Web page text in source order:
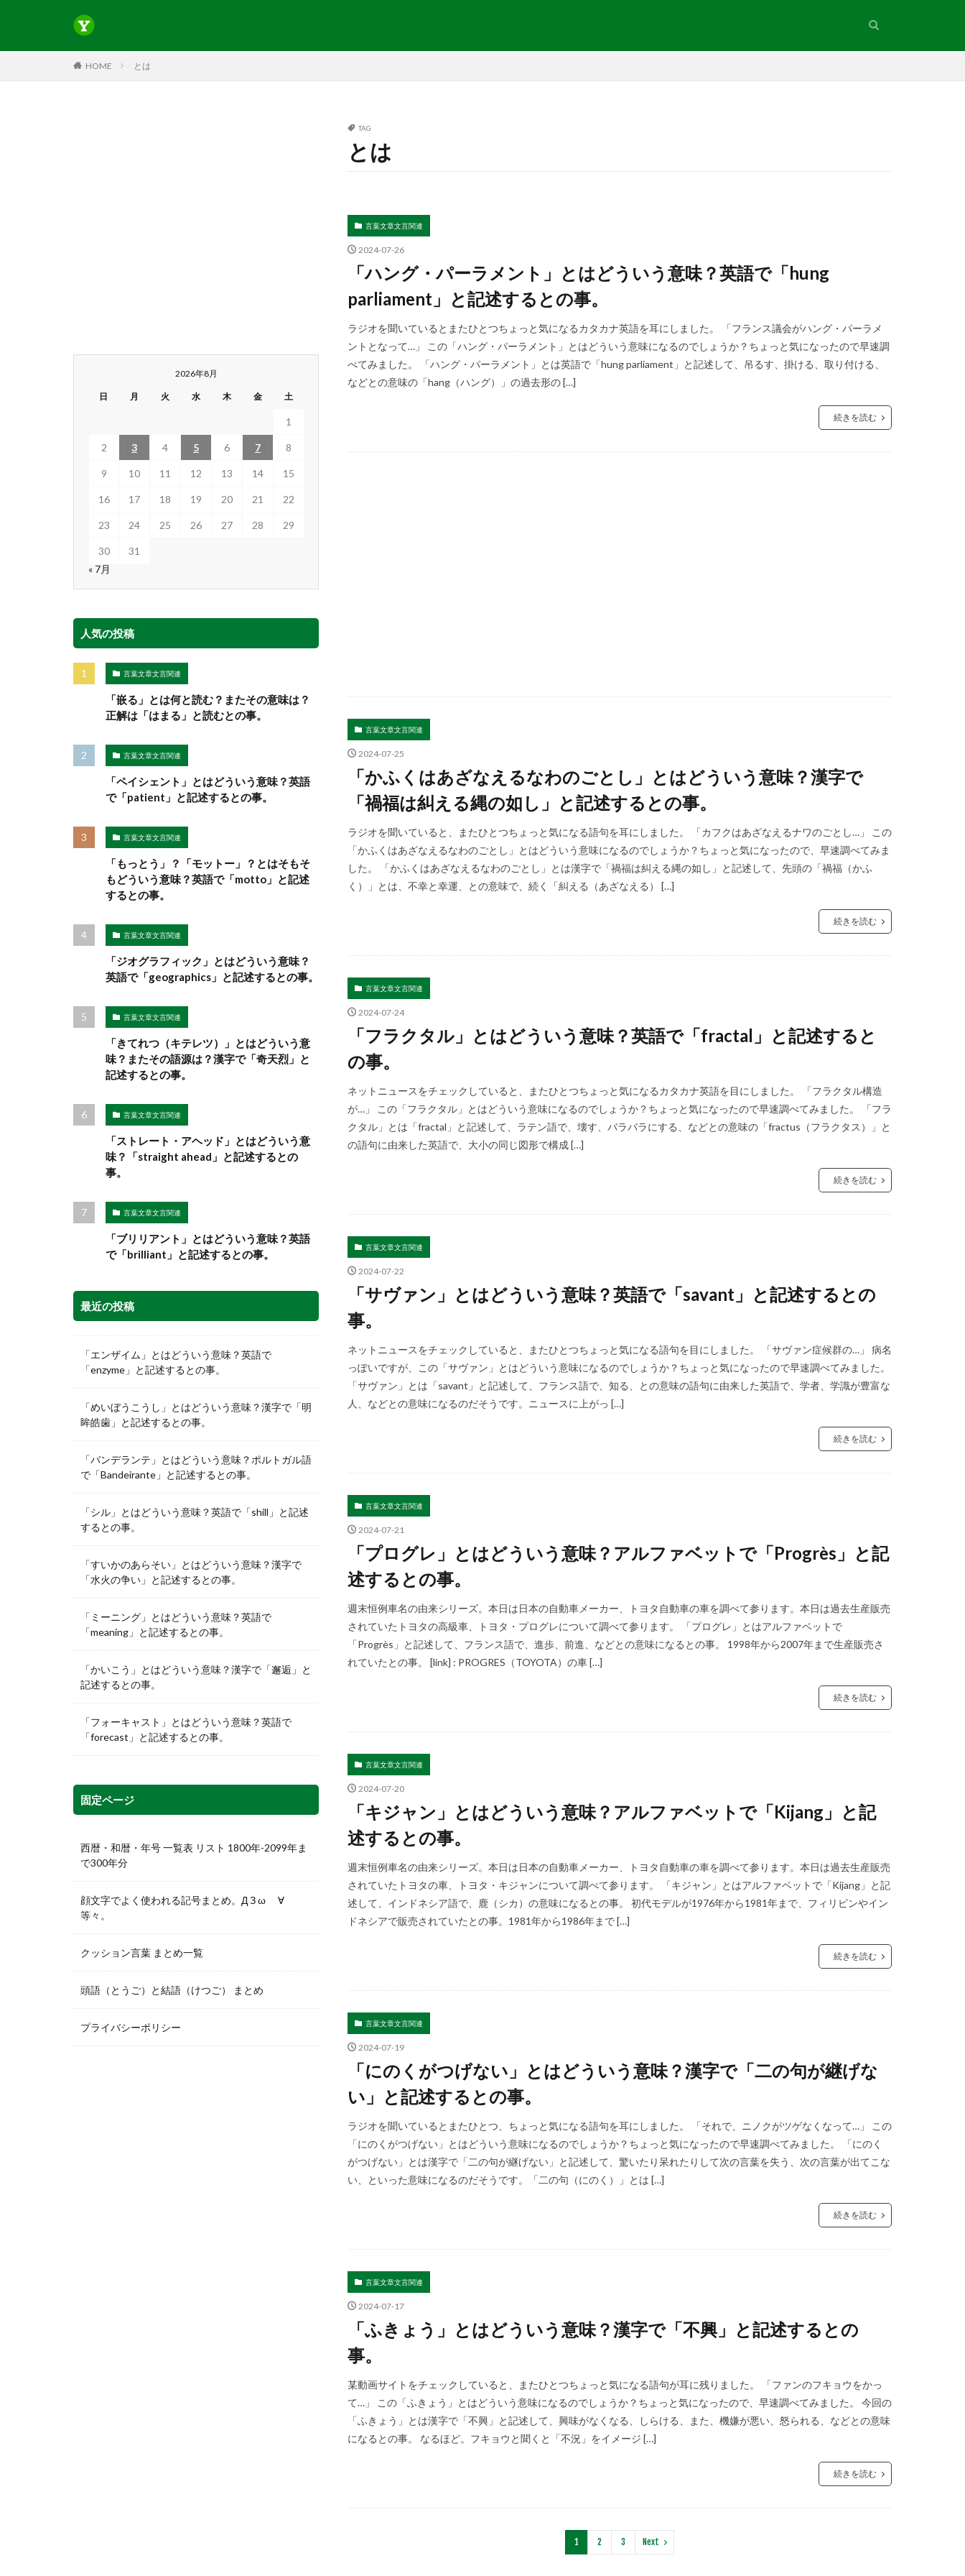
HOME とは
TAG
とは
言葉文章文言関連
2024-07-26
「ハング・パーラメント」とはどういう意味？英語で「hung
parliament」と記述するとの事。
ラジオを聞いているとまたひとつちょっと気になるカタカナ英語を耳にしました。 「フランス議会がハング・パーラメ
ントとなって…」 この「ハング・パーラメント」とはどういう意味になるのでしょうか？ちょっと気になったので早速調
べてみました。 「ハング・パーラメント」とは英語で「hung parliament」と記述して、吊るす、掛ける、取り付ける、
などとの意味の「hang（ハング）」の過去形の […]
続きを読む
言葉文章文言関連
2024-07-25
「かふくはあざなえるなわのごとし」とはどういう意味？漢字で
「禍福は糾える縄の如し」と記述するとの事。
ラジオを聞いていると、またひとつちょっと気になる語句を耳にしました。 「カフクはあざなえるナワのごとし…」 この
「かふくはあざなえるなわのごとし」とはどういう意味になるのでしょうか？ちょっと気になったので、早速調べてみま
した。 「かふくはあざなえるなわのごとし」とは漢字で「禍福は糾える縄の如し」と記述して、先頭の「禍福（かふ
く）」とは、不幸と幸運、との意味で、続く「糾える（あざなえる） […]
続きを読む
言葉文章文言関連
2024-07-24
「フラクタル」とはどういう意味？英語で「fractal」と記述すると
の事。
ネットニュースをチェックしていると、またひとつちょっと気になるカタカナ英語を目にしました。 「フラクタル構造
が…」 この「フラクタル」とはどういう意味になるのでしょうか？ちょっと気になったので早速調べてみました。 「フラ
クタル」とは「fractal」と記述して、ラテン語で、壊す、バラバラにする、などとの意味の「fractus（フラクタス）」と
の語句に由来した英語で、大小の同じ図形で構成 […]
続きを読む
言葉文章文言関連
2024-07-22
「サヴァン」とはどういう意味？英語で「savant」と記述するとの
事。
ネットニュースをチェックしていると、またひとつちょっと気になる語句を目にしました。 「サヴァン症候群の…」 病名
っぽいですが、この「サヴァン」とはどういう意味になるのでしょうか？ちょっと気になったので早速調べてみました。
「サヴァン」とは「savant」と記述して、フランス語で、知る、との意味の語句に由来した英語で、学者、学識が豊富な
人、などとの意味になるのだそうです。ニュースに上がっ […]
続きを読む
言葉文章文言関連
2024-07-21
「プログレ」とはどういう意味？アルファベットで「Progrès」と記
述するとの事。
週末恒例車名の由来シリーズ。本日は日本の自動車メーカー、トヨタ自動車の車を調べて参ります。本日は過去生産販売
されていたトヨタの高級車、トヨタ・プログレについて調べて参ります。 「プログレ」とはアルファベットで
「Progrès」と記述して、フランス語で、進歩、前進、などとの意味になるとの事。 1998年から2007年まで生産販売さ
れていたとの事。 [link] : PROGRES（TOYOTA）の車 […]
続きを読む
言葉文章文言関連
2024-07-20
「キジャン」とはどういう意味？アルファベットで「Kijang」と記
述するとの事。
週末恒例車名の由来シリーズ。本日は日本の自動車メーカー、トヨタ自動車の車を調べて参ります。本日は過去生産販売
されていたトヨタの車、トヨタ・キジャンについて調べて参ります。 「キジャン」とはアルファベットで「Kijang」と記
述して、インドネシア語で、鹿（シカ）の意味になるとの事。 初代モデルが1976年から1981年まで、フィリピンやイン
ドネシアで販売されていたとの事。1981年から1986年まで […]
続きを読む
言葉文章文言関連
2024-07-19
「にのくがつげない」とはどういう意味？漢字で「二の句が継げな
い」と記述するとの事。
ラジオを聞いているとまたひとつ、ちょっと気になる語句を耳にしました。 「それで、ニノクがツゲなくなって…」 この
「にのくがつげない」とはどういう意味になるのでしょうか？ちょっと気になったので早速調べてみました。 「にのく
がつげない」とは漢字で「二の句が継げない」と記述して、驚いたり呆れたりして次の言葉を失う、次の言葉が出てこな
い、といった意味になるのだそうです。「二の句（にのく）」とは […]
続きを読む
言葉文章文言関連
2024-07-17
「ふきょう」とはどういう意味？漢字で「不興」と記述するとの
事。
某動画サイトをチェックしていると、またひとつちょっと気になる語句が耳に残りました。 「ファンのフキョウをかっ
て…」 この「ふきょう」とはどういう意味になるのでしょうか？ちょっと気になったので、早速調べてみました。 今回の
「ふきょう」とは漢字で「不興」と記述して、興味がなくなる、しらける、また、機嫌が悪い、怒られる、などとの意味
になるとの事。 なるほど。フキョウと聞くと「不況」をイメージ […]
続きを読む
1 2 3 Next
2026年8月
日 月 火 水 木 金 土
1
2 3 4 5 6 7 8
9 10 11 12 13 14 15
16 17 18 19 20 21 22
23 24 25 26 27 28 29
30
31
« 7月
人気の投稿
言葉文章文言関連
「嵌る」とは何と読む？またその意味は？
正解は「はまる」と読むとの事。
言葉文章文言関連
「ペイシェント」とはどういう意味？英語
で「patient」と記述するとの事。
言葉文章文言関連
「もっとう」？「モットー」？とはそもそ
もどういう意味？英語で「motto」と記述
するとの事。
言葉文章文言関連
「ジオグラフィック」とはどういう意味？
英語で「geographics」と記述するとの事。
言葉文章文言関連
「きてれつ（キテレツ）」とはどういう意
味？またその語源は？漢字で「奇天烈」と
記述するとの事。
言葉文章文言関連
「ストレート・アヘッド」とはどういう意
味？「straight ahead」と記述するとの
事。
言葉文章文言関連
「ブリリアント」とはどういう意味？英語
で「brilliant」と記述するとの事。
最近の投稿
「エンザイム」とはどういう意味？英語で
「enzyme」と記述するとの事。
「めいぼうこうし」とはどういう意味？漢字で「明
眸皓歯」と記述するとの事。
「バンデランテ」とはどういう意味？ポルトガル語
で「Bandeirante」と記述するとの事。
「シル」とはどういう意味？英語で「shill」と記述
するとの事。
「すいかのあらそい」とはどういう意味？漢字で
「水火の争い」と記述するとの事。
「ミーニング」とはどういう意味？英語で
「meaning」と記述するとの事。
「かいこう」とはどういう意味？漢字で「邂逅」と
記述するとの事。
「フォーキャスト」とはどういう意味？英語で
「forecast」と記述するとの事。
固定ページ
西暦・和暦・年号 一覧表 リスト 1800年-2099年ま
で300年分
顔文字でよく使われる記号まとめ。Д З ω ゞ∀
等々。
クッション言葉 まとめ一覧
頭語（とうご）と結語（けつご） まとめ
プライバシーポリシー